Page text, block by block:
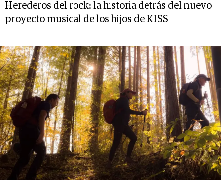
Herederos del rock: la historia detrás del nuevo
proyecto musical de los hijos de KISS